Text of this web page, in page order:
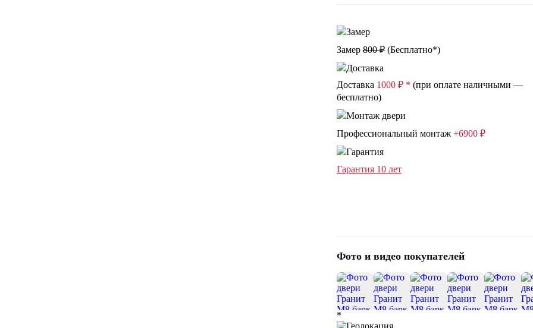
Замер800 ₽(Бесплатно*)
Доставка 1000 ₽ * (при оплате наличными —
бесплатно)
Профессиональный монтаж +6900 ₽
Гарантия 10 лет
Фото и видео покупателей
*